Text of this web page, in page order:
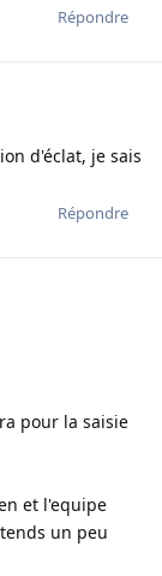
Répondre
d'éclat, je sais
Répondre
pour la saisie
et l'equipe
un peu